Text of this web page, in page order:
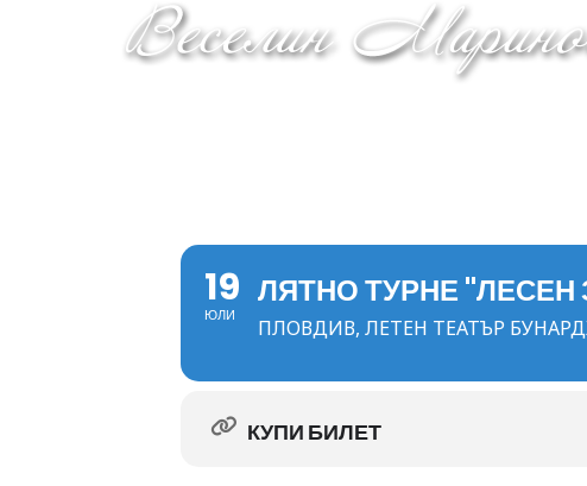
19
ЮЛИ
ЛЯТНО ТУРНЕ
ПЛОВДИВ, ЛЕТЕН ТЕАТЪР
КУПИ БИЛЕТ